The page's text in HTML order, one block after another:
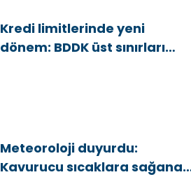
Kredi limitlerinde yeni
dönem: BDDK üst sınırları
Meteoroloji duyurdu:
Kavurucu sıcaklara sağanak